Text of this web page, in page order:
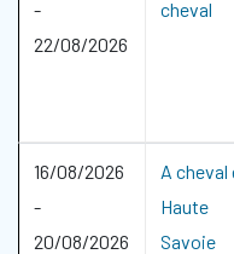
-
22/08/2026
cheval
16/08/2026
-
20/08/2026
A cheval
Haute
Savoie